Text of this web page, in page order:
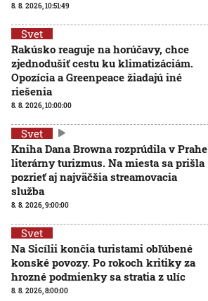
8. 8. 2026, 10:51:49
Svet
Rakúsko reaguje na horúčavy, chce
zjednodušiť cestu ku klimatizáciám.
Opozícia a Greenpeace žiadajú iné
riešenia
8. 8. 2026, 10:00:00
Svet
Kniha Dana Browna rozprúdila v Prahe
literárny turizmus. Na miesta sa prišla
pozrieť aj najväčšia streamovacia
služba
8. 8. 2026, 9:00:00
Svet
Na Sicílii končia turistami obľúbené
konské povozy. Po rokoch kritiky za
hrozné podmienky sa stratia z ulíc
8. 8. 2026, 8:00:00